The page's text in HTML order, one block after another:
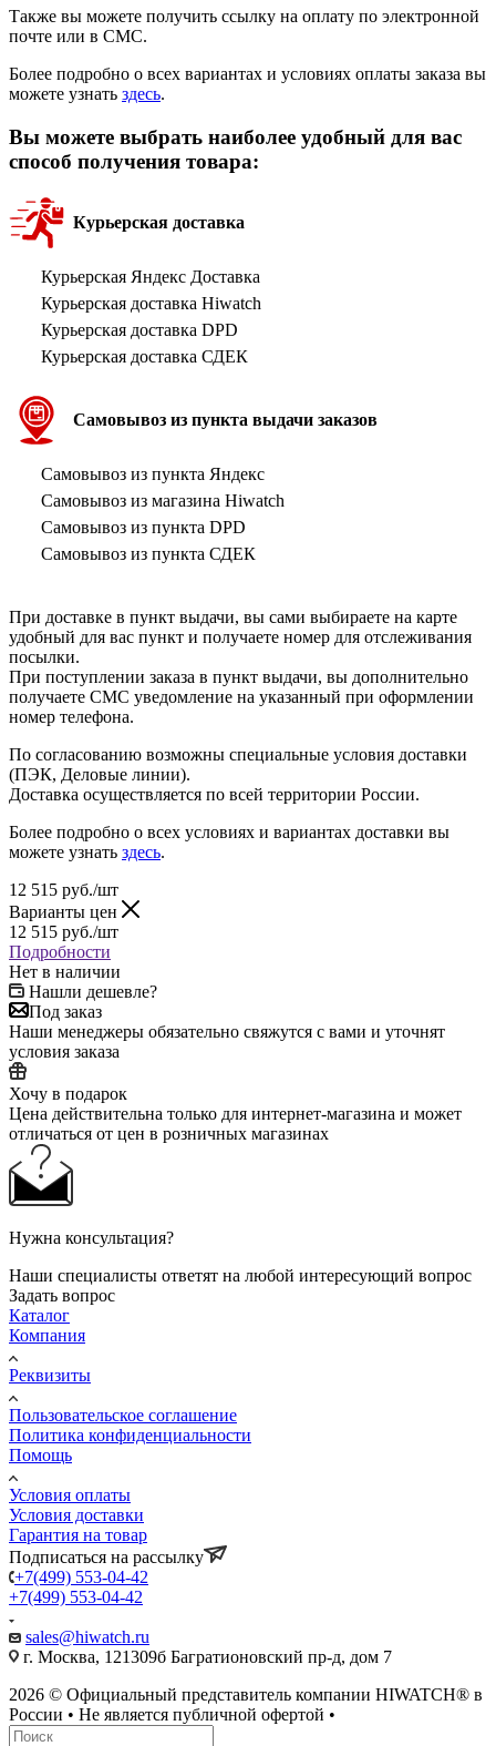
Также вы можете получить ссылку на оплату по электронной
почте или в СМС.
Более подробно о всех вариантах и условиях оплаты заказа вы
можете узнать здесь.
Вы можете выбрать наиболее удобный для вас
способ получения товара:
Курьерская доставка
Курьерская Яндекс Доставка
Курьерская доставка Hiwatch
Курьерская доставка DPD
Курьерская доставка СДЕК
Самовывоз из пункта выдачи заказов
Самовывоз из пункта Яндекс
Самовывоз из магазина Hiwatch
Самовывоз из пункта DPD
Самовывоз из пункта СДЕК
При доставке в пункт выдачи, вы сами выбираете на карте
удобный для вас пункт и получаете номер для отслеживания
посылки.
При поступлении заказа в пункт выдачи, вы дополнительно
получаете СМС уведомление на указанный при оформлении
номер телефона.
По согласованию возможны специальные условия доставки
(ПЭК, Деловые линии).
Доставка осуществляется по всей территории России.
Более подробно о всех условиях и вариантах доставки вы
можете узнать здесь.
12 515 руб./шт
Варианты цен
12 515 руб./шт
Подробности
Нет в наличии
Нашли дешевле?
Под заказ
Наши менеджеры обязательно свяжутся с вами и уточнят
условия заказа
Хочу в подарок
Цена действительна только для интернет-магазина и может
отличаться от цен в розничных магазинах
Нужна консультация?
Наши специалисты ответят на любой интересующий вопрос
Задать вопрос
Каталог
Компания
Реквизиты
Пользовательское соглашение
Политика конфиденциальности
Помощь
Условия оплаты
Условия доставки
Гарантия на товар
Подписаться на рассылку
+7(499) 553-04-42
+7(499) 553-04-42
sales@hiwatch.ru
г. Москва, 121309б Багратионовский пр-д, дом 7
2026 © Официальный представитель компании HIWATCH® в
России • Не является публичной офертой •